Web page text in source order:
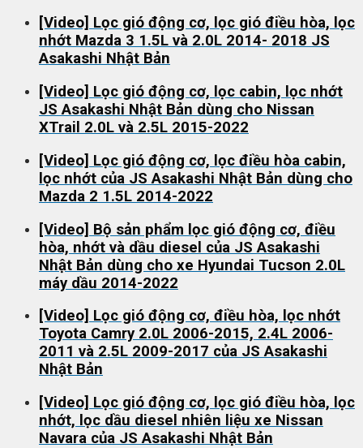
[Video] Lọc gió động cơ, lọc gió điều hòa, lọc
nhớt Mazda 3 1.5L và 2.0L 2014- 2018 JS
Asakashi Nhật Bản
[Video] Lọc gió động cơ, lọc cabin, lọc nhớt
JS Asakashi Nhật Bản dùng cho Nissan
XTrail 2.0L và 2.5L 2015-2022
[Video] Lọc gió động cơ, lọc điều hòa cabin,
lọc nhớt của JS Asakashi Nhật Bản dùng cho
Mazda 2 1.5L 2014-2022
[Video] Bộ sản phẩm lọc gió động cơ, điều
hòa, nhớt và dầu diesel của JS Asakashi
Nhật Bản dùng cho xe Hyundai Tucson 2.0L
máy dầu 2014-2022
[Video] Lọc gió động cơ, điều hòa, lọc nhớt
Toyota Camry 2.0L 2006-2015, 2.4L 2006-
2011 và 2.5L 2009-2017 của JS Asakashi
Nhật Bản
[Video] Lọc gió động cơ, lọc gió điều hòa, lọc
nhớt, lọc dầu diesel nhiên liệu xe Nissan
Navara của JS Asakashi Nhật Bản